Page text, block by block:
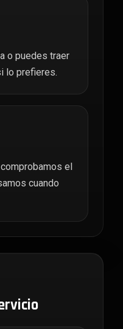
o puedes traer
lo prefieres.
el
cuando